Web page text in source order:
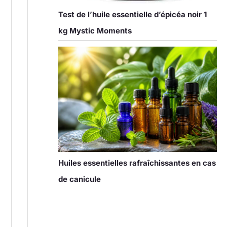
Test de l’huile essentielle d’épicéa noir 1
kg Mystic Moments
Huiles essentielles rafraîchissantes en cas
de canicule